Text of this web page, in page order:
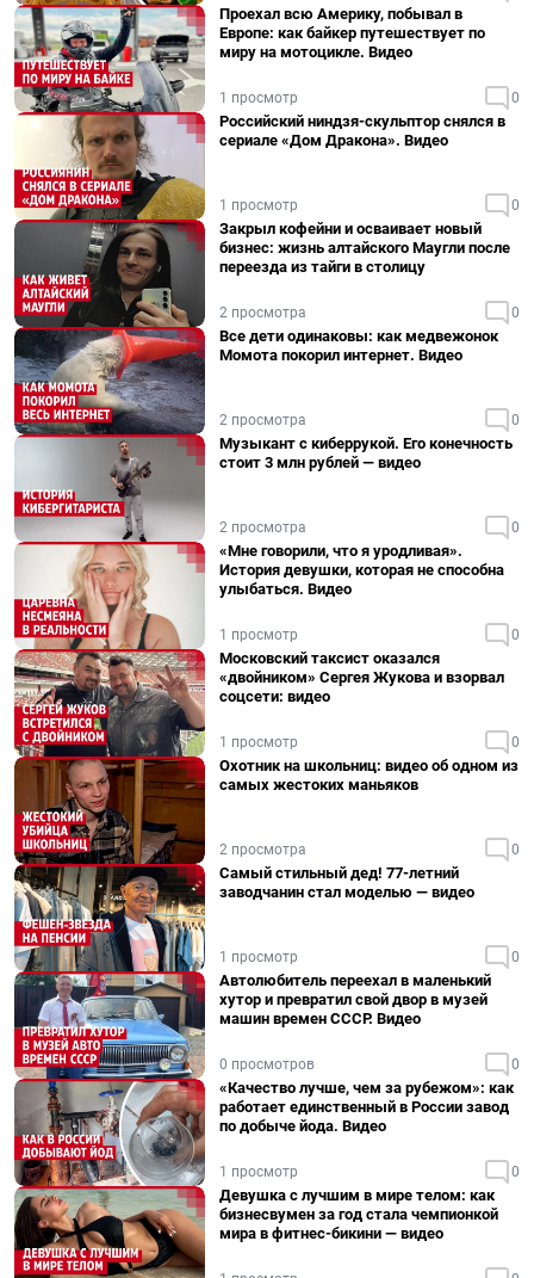
Проехал всю Америку, побывал в
Европе: как байкер путешествует по
миру на мотоцикле. Видео
1 просмотр 0
Российский ниндзя-скульптор снялся в
сериале «Дом Дракона». Видео
1 просмотр 0
Закрыл кофейни и осваивает новый
бизнес: жизнь алтайского Маугли после
переезда из тайги в столицу
2 просмотра 0
Все дети одинаковы: как медвежонок
Момота покорил интернет. Видео
2 просмотра 0
Музыкант с киберрукой. Его конечность
стоит 3 млн рублей — видео
2 просмотра 0
«Мне говорили, что я уродливая».
История девушки, которая не способна
улыбаться. Видео
1 просмотр 0
Московский таксист оказался
«двойником» Сергея Жукова и взорвал
соцсети: видео
1 просмотр 0
Охотник на школьниц: видео об одном из
самых жестоких маньяков
2 просмотра 0
Самый стильный дед! 77-летний
заводчанин стал моделью — видео
1 просмотр 0
Автолюбитель переехал в маленький
хутор и превратил свой двор в музей
машин времен СССР. Видео
0 просмотров 0
«Качество лучше, чем за рубежом»: как
работает единственный в России завод
по добыче йода. Видео
1 просмотр 0
Девушка с лучшим в мире телом: как
бизнесвумен за год стала чемпионкой
мира в фитнес-бикини — видео